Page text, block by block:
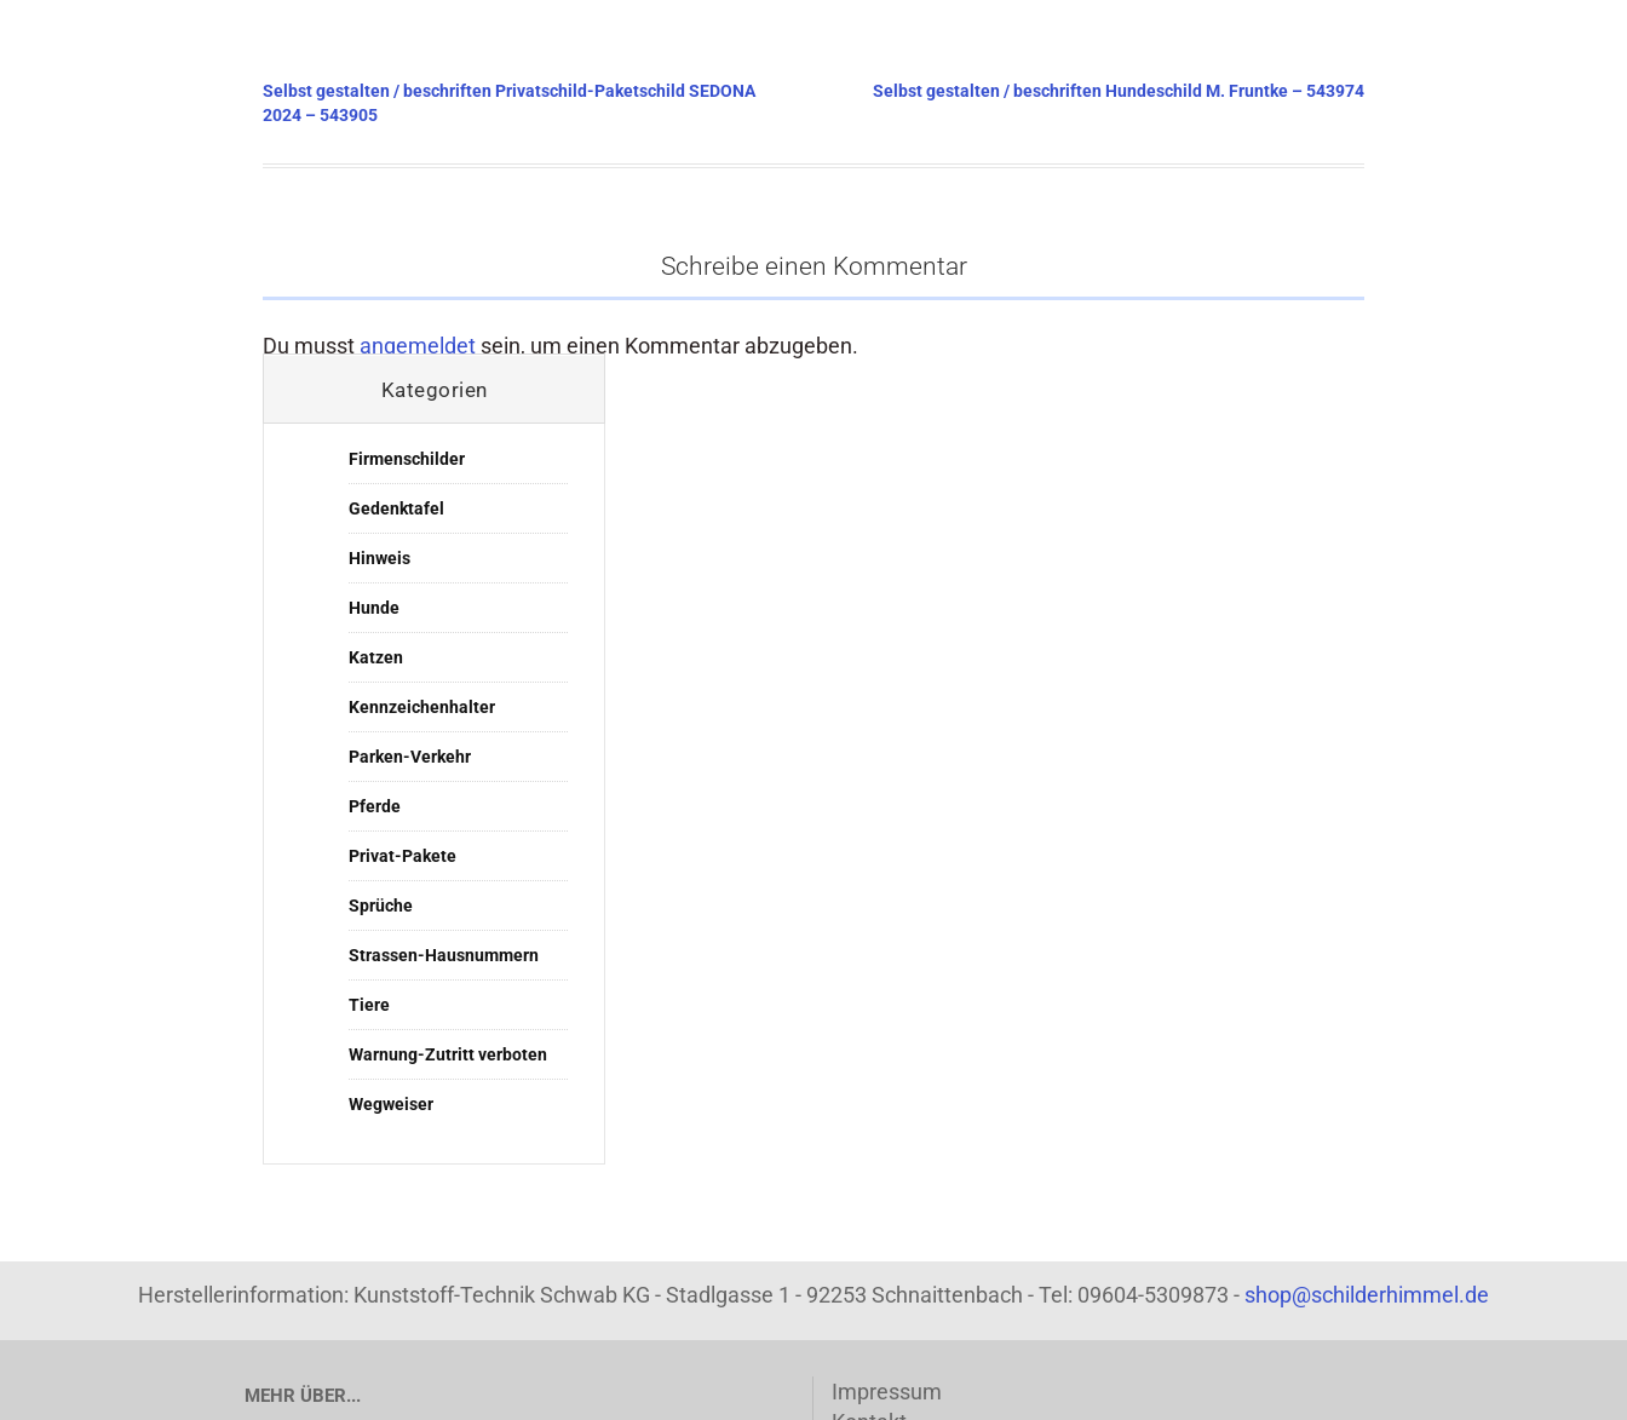
Beitragsnavigation
Selbst gestalten / beschriften Privatschild-Paketschild SEDONA
2024 – 543905
Selbst gestalten / beschriften Hundeschild M. Fruntke – 543974
Schreibe einen Kommentar
Du musst angemeldet sein, um einen Kommentar abzugeben.
Kategorien
Firmenschilder
Gedenktafel
Hinweis
Hunde
Katzen
Kennzeichenhalter
Parken-Verkehr
Pferde
Privat-Pakete
Sprüche
Strassen-Hausnummern
Tiere
Warnung-Zutritt verboten
Wegweiser
Herstellerinformation: Kunststoff-Technik Schwab KG - Stadlgasse 1 - 92253 Schnaittenbach - Tel: 09604-5309873 - shop@schilderhimmel.de
MEHR ÜBER...
Impressum